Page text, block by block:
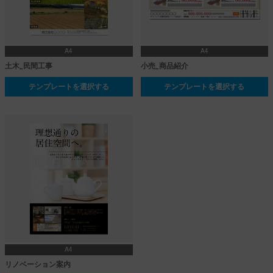
A4
土木_民間工事
テンプレートを選択する
A4
小売_商品紹介
テンプレートを選択する
A4
リノベーション案内